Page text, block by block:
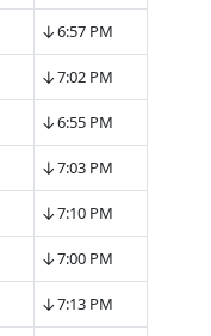
↓6:57 PM
↓7:02 PM
↓6:55 PM
↓7:03 PM
↓7:10 PM
↓7:00 PM
↓7:13 PM